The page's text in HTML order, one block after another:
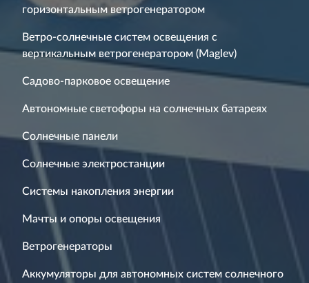
горизонтальным ветрогенератором
Ветро-солнечные систем освещения с
вертикальным ветрогенератором (Maglev)
Садово-парковое освещение
Автономные светофоры на солнечных батареях
Солнечные панели
Солнечные электростанции
Системы накопления энергии
Мачты и опоры освещения
Ветрогенераторы
Аккумуляторы для автономных систем солнечного